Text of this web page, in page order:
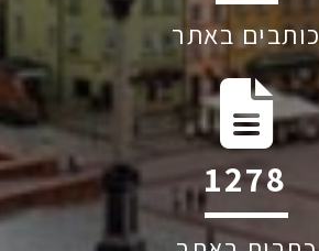
כותבים באתר
1809